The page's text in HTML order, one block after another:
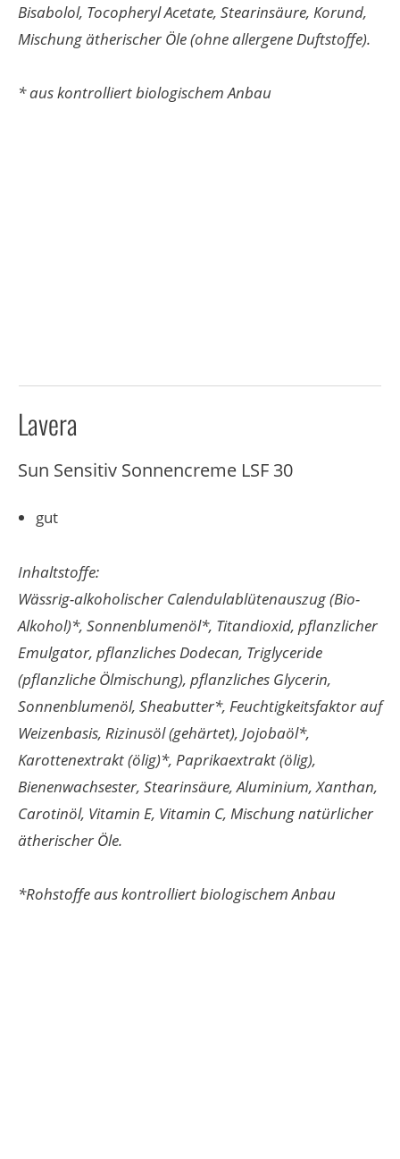
Bisabolol, Tocopheryl Acetate, Stearinsäure, Korund,
Mischung ätherischer Öle (ohne allergene Duftstoffe).
* aus kontrolliert biologischem Anbau
Lavera
Sun Sensitiv Sonnencreme LSF 30
gut
Inhaltstoffe:
Wässrig-alkoholischer Calendulablütenauszug (Bio-
Alkohol)*, Sonnenblumenöl*, Titandioxid, pflanzlicher
Emulgator, pflanzliches Dodecan, Triglyceride
(pflanzliche Ölmischung), pflanzliches Glycerin,
Sonnenblumenöl, Sheabutter*, Feuchtigkeitsfaktor auf
Weizenbasis, Rizinusöl (gehärtet), Jojobaöl*,
Karottenextrakt (ölig)*, Paprikaextrakt (ölig),
Bienenwachsester, Stearinsäure, Aluminium, Xanthan,
Carotinöl, Vitamin E, Vitamin C, Mischung natürlicher
ätherischer Öle.
*Rohstoffe aus kontrolliert biologischem Anbau